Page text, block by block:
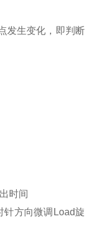
发生变化，即判断
时间
针方向微调Load旋